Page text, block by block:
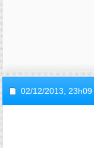
02/12/2013, 23h09